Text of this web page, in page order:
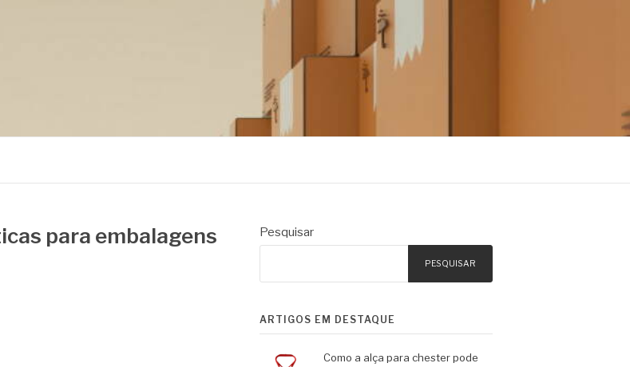
para embalagens Pesquisar
PESQUISAR
ARTIGOS EM DESTAQUE
Como a alça para chester pode